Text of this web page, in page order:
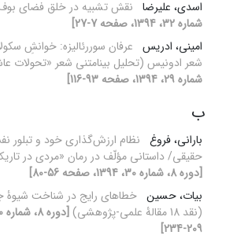
اسدی، علیرضا نقش تشبیه در خلق فضای
شماره 32، 1394، صفحه 7-27]
امینی، ادریس عرفان سوررئالیزه: خوانشِ
شعر ادونیس (تحلیل بینامتنی شعر «تحولات
شماره 29، 1394، صفحه 93-116]
ب
بارانی، فروغ نظام ارزش‌گذاری خود و تبلور
حقیقی/ داستانی مؤلّف در رمان «مردی در
[دوره 8، شماره 30، 1394، صفحه 56-80]
بیات، حسین خطاهای رایج در شناخت شیوۀ
(نقد 18 مقالۀ علمی-پژوهشی)
209-234]